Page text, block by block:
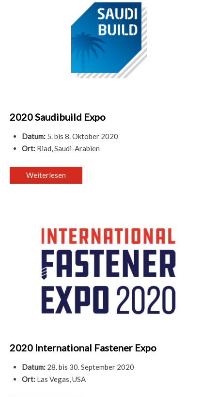
2020 Saudibuild Expo
Datum: 5. bis 8. Oktober 2020
Ort: Riad, Saudi-Arabien
Weiterlesen
2020 International Fastener Expo
Datum: 28. bis 30. September 2020
Ort: Las Vegas, USA